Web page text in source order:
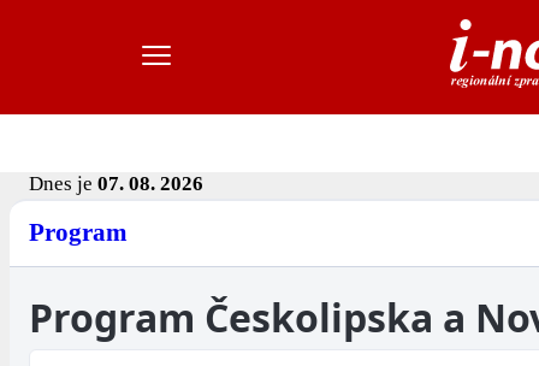
Dnes je 07. 08. 2026
Program
Program Českolipska a